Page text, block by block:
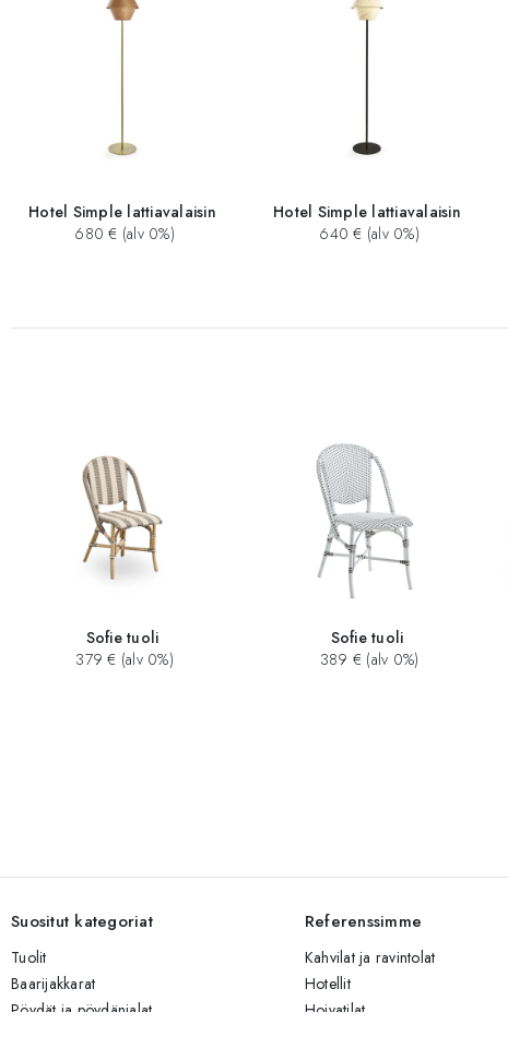
Hotel Simple lattiavalaisin
680 € (alv 0%)
Hotel Simple lattiavalaisin
640 € (alv 0%)
Sofie tuoli
379 € (alv 0%)
Sofie tuoli
389 € (alv 0%)
Suositut kategoriat
Tuolit
Baarijakkarat
Pöydät ja pöydänjalat
Referenssimme
Kahvilat ja ravintolat
Hotellit
Hoivatilat